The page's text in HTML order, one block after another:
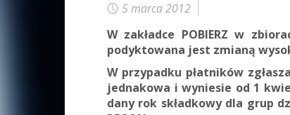
5 marca 2012
W zakładce POBIERZ w
podyktowana jest zmianą
W przypadku płatników
jednakowa i wyniesie od 1
dany rok składkowy dla grup